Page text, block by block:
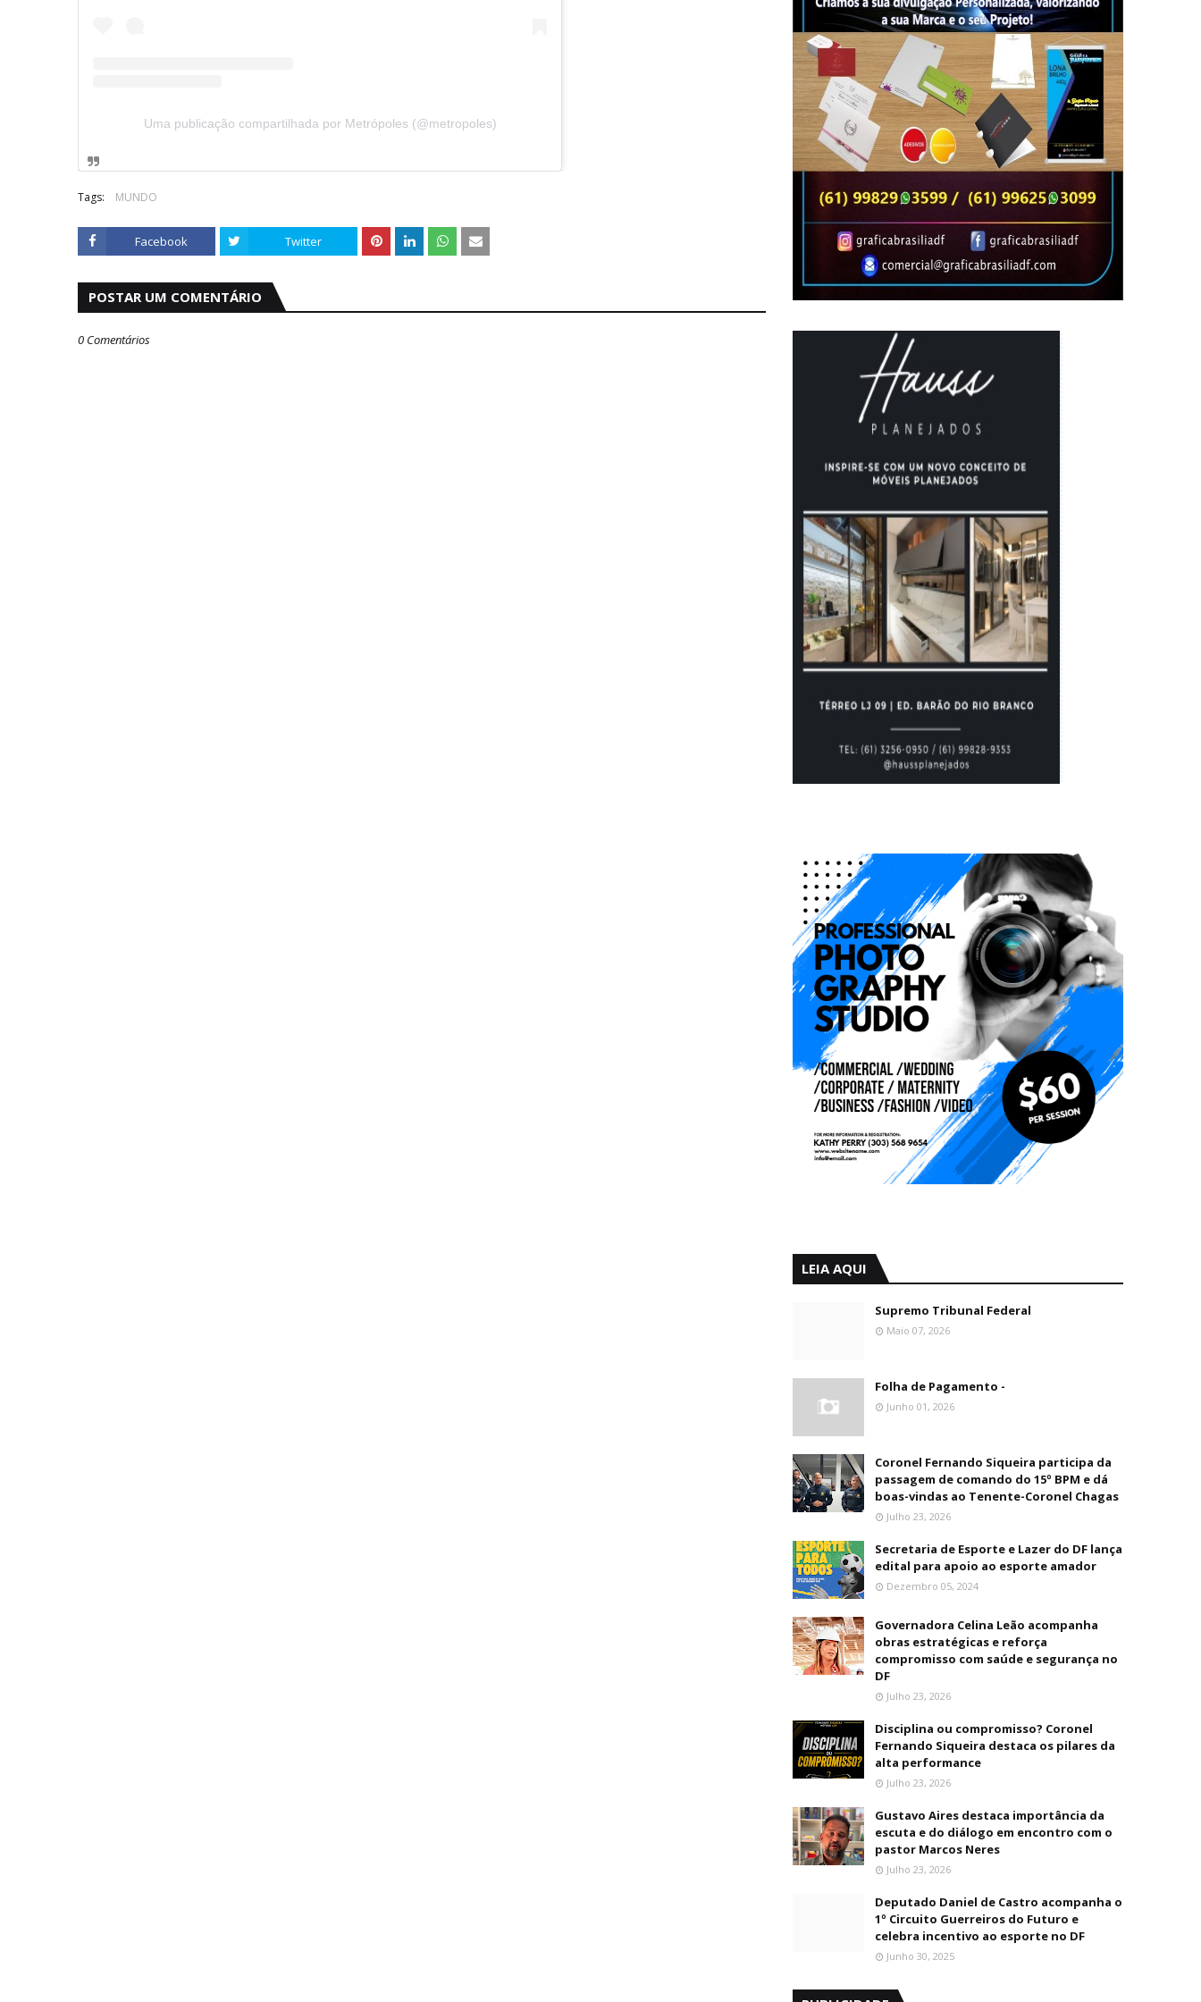
Uma publicação compartilhada por Metrópoles (@metropoles)
Tags: MUNDO
Facebook Twitter
POSTAR UM COMENTÁRIO
0 Comentários
LEIA AQUI
Supremo Tribunal Federal
Maio 07, 2026
Folha de Pagamento -
Junho 01, 2026
Coronel Fernando Siqueira participa da
passagem de comando do 15º BPM e dá
boas-vindas ao Tenente-Coronel Chagas
Julho 23, 2026
Secretaria de Esporte e Lazer do DF lança
edital para apoio ao esporte amador
Dezembro 05, 2024
Governadora Celina Leão acompanha
obras estratégicas e reforça
compromisso com saúde e segurança no
DF
Julho 23, 2026
Disciplina ou compromisso? Coronel
Fernando Siqueira destaca os pilares da
alta performance
Julho 23, 2026
Gustavo Aires destaca importância da
escuta e do diálogo em encontro com o
pastor Marcos Neres
Julho 23, 2026
Deputado Daniel de Castro acompanha o
1º Circuito Guerreiros do Futuro e
celebra incentivo ao esporte no DF
Junho 30, 2025